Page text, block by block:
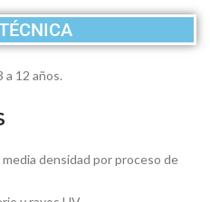
a 12 años.
densidad por proceso de